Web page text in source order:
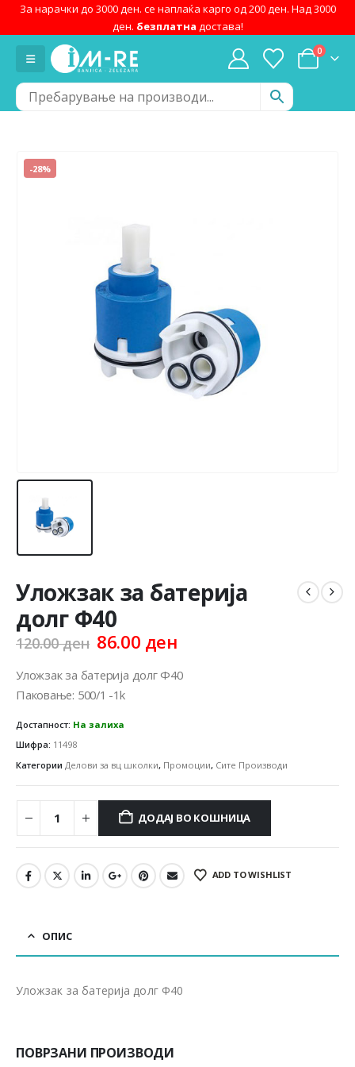
За нарачки до 3000 ден. се наплаќа карго од 200 ден. Над 3000
ден. безплатна достава!
0
-28%
Уложзак за батерија
долг Ф40
120.00ден Original
was:
120.00 ден.
86.00 денCurrent
is:
Уложзак за батерија долг Ф40
Паковање: 500/1 -1k
Достапност: На залиха
Шифра: 11498
Категории Делови за вц школки, Промоции, Сите Производи
ДОДАЈ ВО КОШНИЦА
ADD TO WISHLIST
ОПИС
Уложзак за батерија долг Ф40
ПОВРЗАНИ ПРОИЗВОДИ